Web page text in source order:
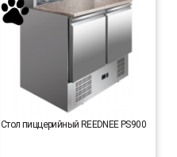
Стол пиццерийный REEDNEE PS900